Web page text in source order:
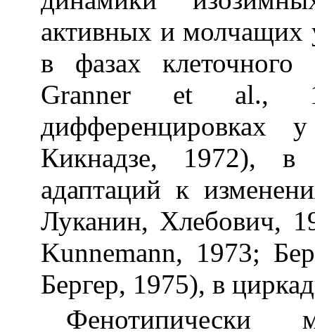
активных и молчащих
в фазах
Granner et al.,
Кикнадзе, 1972), в
адаптаций к
Луканин, Хлебович,
Kunnemann, 1973;
Бергер, 1975), в
Фенотипически